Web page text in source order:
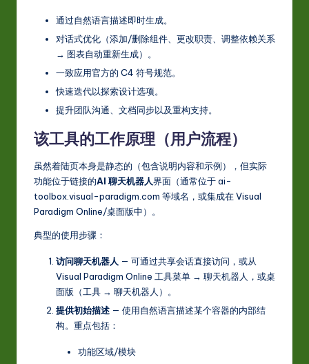
通过自然语言描述即时生成。
对话式优化（添加/删除组件、更改职责、调整依赖关系
→ 图表自动重新生成）。
一致应用官方的 C4 符号规范。
快速迭代以探索设计选项。
提升团队沟通、文档同步以及重构支持。
该工具的工作原理（用户流程）
虽然着陆页本身是静态的（包含说明内容和示例），但实际
功能位于链接的AI 聊天机器人界面（通常位于 ai-
toolbox.visual-paradigm.com 等域名，或集成在 Visual
Paradigm Online/桌面版中）。
典型的使用步骤：
访问聊天机器人 — 可通过共享会话直接访问，或从
Visual Paradigm Online 工具菜单 → 聊天机器人，或桌
面版（工具 → 聊天机器人）。
提供初始描述 — 使用自然语言描述某个容器的内部结
构。重点包括：
功能区域/模块